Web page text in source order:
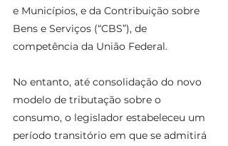
e Municípios, e da Contribuição sobre
Bens e Serviços (“CBS”), de
competência da União Federal.
No entanto, até consolidação do novo
modelo de tributação sobre o
consumo, o legislador estabeleceu um
período transitório em que se admitirá